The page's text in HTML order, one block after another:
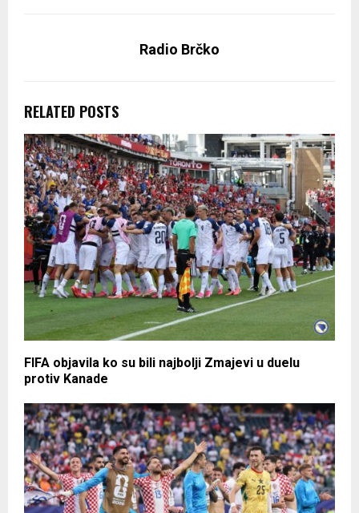
Radio Brčko
RELATED POSTS
FIFA objavila ko su bili najbolji Zmajevi u duelu
protiv Kanade